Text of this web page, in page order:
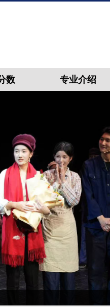
数 专业介绍